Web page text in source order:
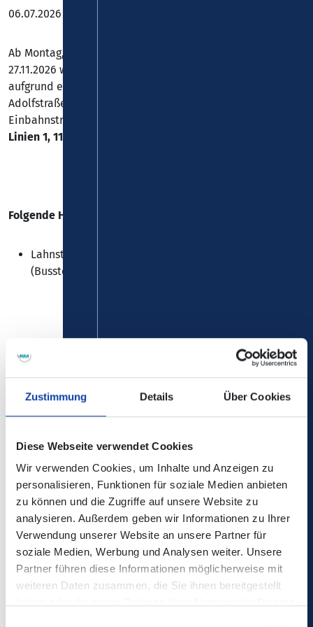
Zustimmung Details Über Cookies
Diese Webseite verwendet Cookies
Wir verwenden Cookies, um Inhalte und Anzeigen zu
personalisieren, Funktionen für soziale Medien anbieten
zu können und die Zugriffe auf unsere Website zu
analysieren. Außerdem geben wir Informationen zu Ihrer
Verwendung unserer Website an unsere Partner für
soziale Medien, Werbung und Analysen weiter. Unsere
Partner führen diese Informationen möglicherweise mit
weiteren Daten zusammen, die Sie ihnen bereitgestellt
06.07.2026 bis vsl. zum 27.11.2026
Ab Montag, 06.07.2026 bis voraussichtlich Freitag,
27.11.2026 wird die Braubacher Straße in Lahnstein
aufgrund einer Baumaßnahme im Bereich zwischen
Adolfstraße und Wilhelm-Schöder-Straße zur
Einbahnstraße. Es kommt zu Einschränkungen bei den
Linien 1, 11, 21, 512, 540 und N1
Folgende Haltestelle kann nicht bedient werden:
Lahnstein - Oberlahnstein, "St. Martinsiedlung"
(Bussteig A in Richtung Niederlahnstein)
befindet sich in der Straße „Im
Helmestal“.
=> Linie 1 nach Koblenz:
Alle Abfahrten mit Beginn
Straße „Im Helmestal“.
=> Linie 21 nach Koblenz:
Die Abfahrten ab Schulzentrum
beginnen an der Haltestelle „St.Martinsiedlung-B“